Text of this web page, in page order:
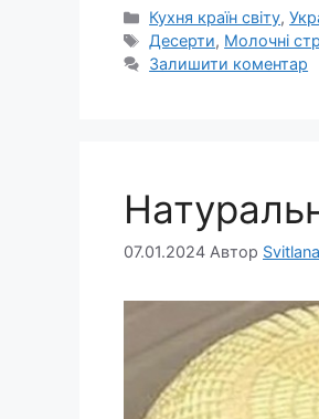
Категорії
Кухня країн світу,
Позначки
Десерти, Молочні
Залишити коментар
07.01.2024 Автор Svitlana